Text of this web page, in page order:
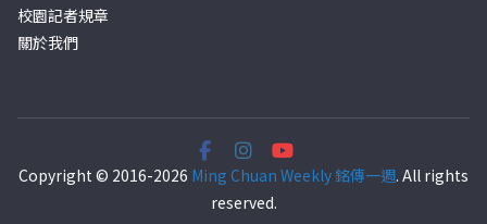
校園記者規章
關於我們
Copyright © 2016-2026 Ming Chuan Weekly 銘傳一週. All rights
reserved.